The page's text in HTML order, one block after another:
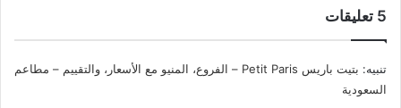
‫5 تعليقات
تنبيه:
بتيت باريس Petit Paris – الفروع، المنيو مع الأسعار، والتقييم – مطاعم
السعودية